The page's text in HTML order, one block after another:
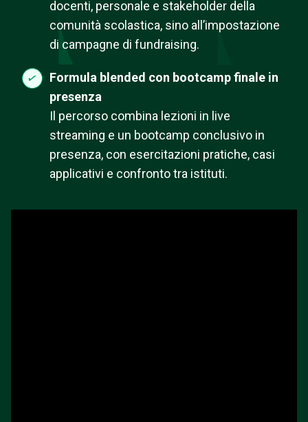
docenti, personale e stakeholder della
comunità scolastica, sino all’impostazione
di campagne di fundraising.
Formula blended con bootcamp finale in
presenza
Il percorso combina lezioni in live
streaming e un bootcamp conclusivo in
presenza, con esercitazioni pratiche, casi
applicativi e confronto tra istituti.